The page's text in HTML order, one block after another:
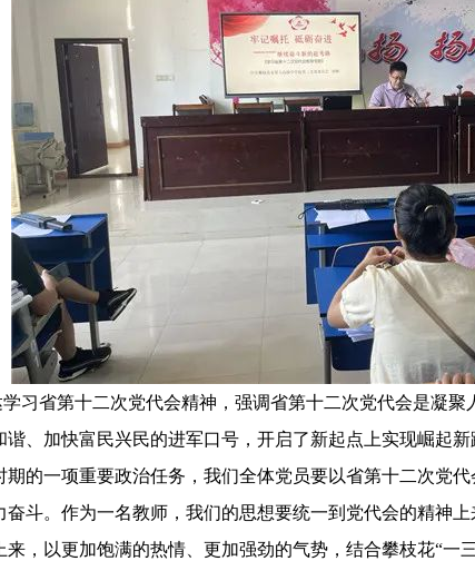
习省第十二次党代会精神，强调省第十二次党代会是凝
谐、加快富民兴民的进军口号，开启了新起点上实现崛起
的一项重要政治任务，我们全体党员要以省第十二次党
斗。作为一名教师，我们的思想要统一到党代会的精神
，以更加饱满的热情、更加强劲的气势，结合攀枝花“一